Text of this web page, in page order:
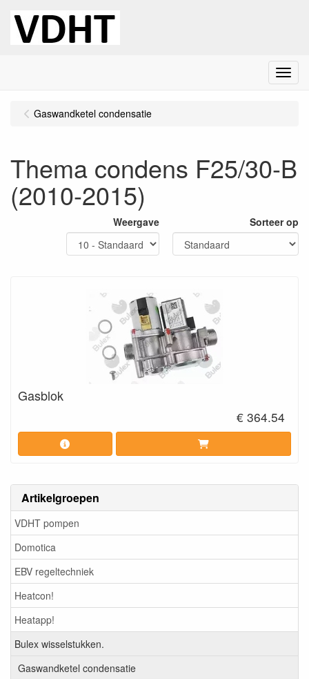
Menu
Artikelgroepen
VDHT pompen
Domotica
EBV regeltechniek
Heatcon!
Heatapp!
Bulex wisselstukken.
Gaswandketel condensatie
Gaswandketel condensatie
Thema condens F25/30-B
(2010-2015)
Weergave Sorteer op
Gasblok
€ 364.54